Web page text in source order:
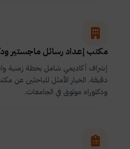
مكتب إعداد رسائل ماجستير
إشراف أكاديمي شامل بخطة زمنية
دقيقة. الخيار الأمثل للباحثين عن
ودكتوراه موثوق في الجامعات.